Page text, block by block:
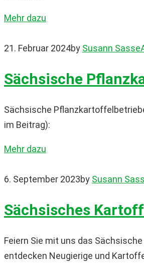
Mehr dazu
21. Februar 2024by Susann Sasse
Sächsische
Sächsische
im Beitrag):
Mehr dazu
6. September 2023by Susann
Sächsisches
Feiern Sie mit uns das
entdecken Neugierige und